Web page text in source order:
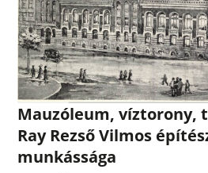
Mauzóleum, víztorony,
Ray Rezső Vilmos
munkássága